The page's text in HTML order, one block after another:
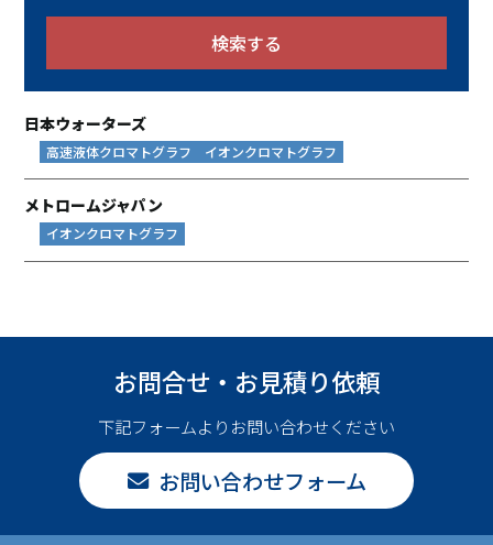
日本ウォーターズ
高速液体クロマトグラフ イオンクロマトグラフ
メトロームジャパン
イオンクロマトグラフ
お問合せ・お見積り依頼
下記フォームよりお問い合わせください
お問い合わせフォーム